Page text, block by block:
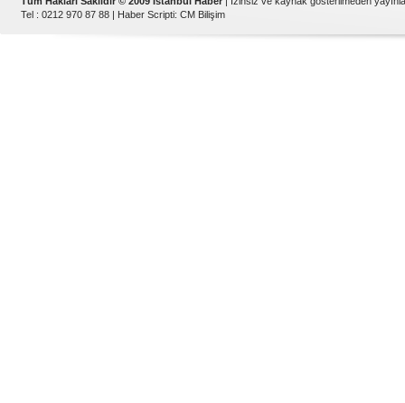
Tel : 0212 970 87 88 | Haber Scripti: CM Bilişim